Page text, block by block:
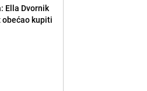
Ella Dvornik
kupiti